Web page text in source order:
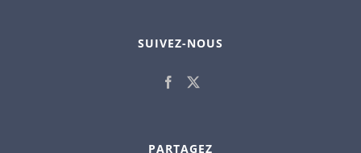
SUIVEZ-NOUS
PARTAGEZ